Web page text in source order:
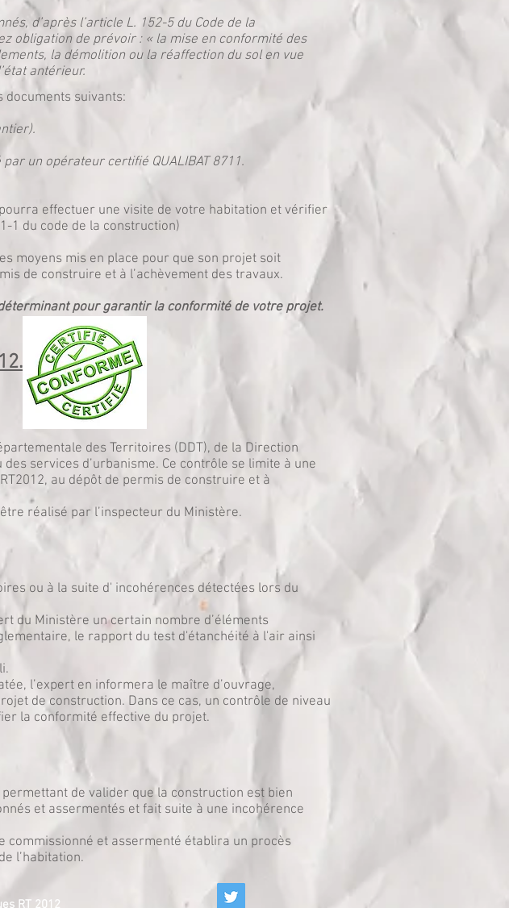
d’après l’article L. 152-5 du Code de la
obligation de prévoir : « la mise en conformité des
la démolition ou la réaffection du sol en vue
antérieur.
documents suivants:
un opérateur certifié QUALIBAT 8711.
effectuer une visite de votre habitation et vérifier
1 du code de la construction)
moyens mis en place pour que son projet soit
de construire et à l’achèvement des travaux.
pour garantir la conformité de votre projet.
des Territoires (DDT), de la Direction
services d’urbanisme. Ce contrôle se limite à une
au dépôt de permis de construire et à
réalisé par l’inspecteur du Ministère.
ou à la suite d' incohérences détectées lors du
du Ministère un certain nombre d’éléments
le rapport du test d'étanchéité à l'air ainsi
l’expert en informera le maître d’ouvrage,
de construction. Dans ce cas, un contrôle de niveau
la conformité effective du projet.
de valider que la construction est bien
et assermentés et fait suite à une incohérence
commissionné et assermenté établira un procès
l’habitation.
RT 2012